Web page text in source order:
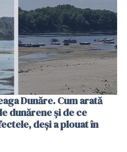
Dunăre. Cum arată
dunărene și de ce
deși a plouat în